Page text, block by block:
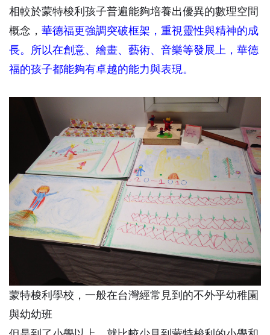
相較於蒙特梭利孩子普遍能夠培養出優異的數理空間
概念， 華德福更強調突破框架，重視靈性與精神的成
長。所以在創意、繪畫、藝術、音樂等發展上，華德
福的孩子都能夠有卓越的能力與表現。
蒙特梭利學校，一般在台灣經常見到的不外乎幼稚園
與幼幼班